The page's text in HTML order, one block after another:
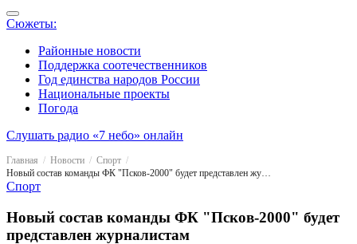
Сюжеты:
Районные новости
Поддержка соотечественников
Год единства народов России
Национальные проекты
Погода
Слушать радио «7 небо» онлайн
Главная Новости
Спорт
Новый состав команды ФК "Псков-2000" будет представлен журналистам
Спорт
Новый состав команды ФК "Псков-2000" будет
представлен журналистам